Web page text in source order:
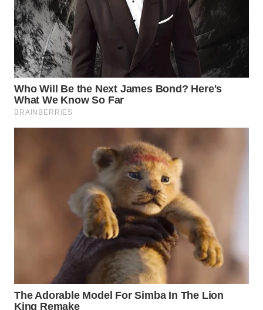
WN
SURABAYA
WN
NATUNA
WN
BINTAN
BORNEO
Wahana